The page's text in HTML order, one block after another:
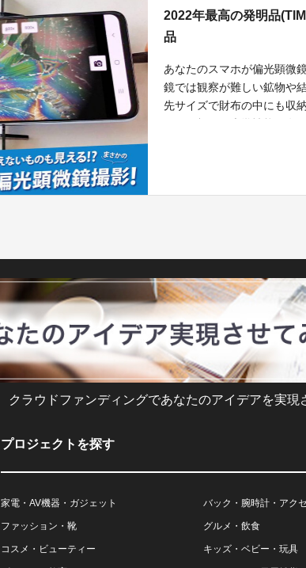
2022年最高の発明品
品
あなたのスマホが偏光顕微
鏡では観察が難しい鉱物や
先サイズで財布の中にも収
クラウドファンディングであなたのアイデアを実現
プロジェクトを探す
家電・AV機器・ガジェット バック・腕時計・アク
ファッション・靴 グルメ・飲食
コスメ・ビューティー キッズ・ベビー・玩具